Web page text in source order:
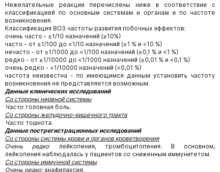
Нежелательные реакции перечислены ниже в соответствии с
классификацией по основным системам и органам и по частоте
возникновения.
Классификация ВОЗ частоты развития побочных эффектов:
очень часто - ≥1/10 назначений (≥10%)
часто - от ≥1/100 до <1/10 назначений (≥1 % и <10 %)
нечасто - от ≥1/1000 до <1/100 назначений (≥0,1 % и <1 %)
редко - от ≥1/10000 до <1/1000 назначений (≥0,01 % и <0,1 %)
очень редко - <1/10000 назначений (<0,01 %)
частота неизвестна - по имеющимся данным установить частоту
возникновения не представляется возможным.
Данные клинических исследований
Со стороны нервной системы
Часто: головная боль.
Со стороны желудочно-кишечного тракта
Часто: тошнота.
Данные пострегистрационных исследований
Со стороны системы крови и органов кроветворения
Очень редко: лейкопения, тромбоцитопения. В основном,
лейкопения наблюдалась у пациентов со сниженным иммунитетом.
Со стороны иммунной системы
Очень редко:анафилаксия.